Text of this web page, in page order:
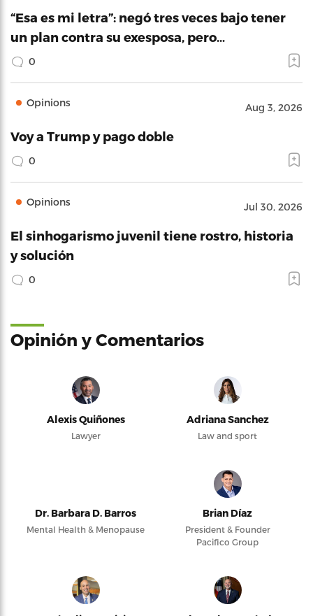
“Esa es mi letra”: negó tres veces bajo tener
un plan contra su exesposa, pero…
0
Opinions Aug 3, 2026
Voy a Trump y pago doble
0
Opinions Jul 30, 2026
El sinhogarismo juvenil tiene rostro, historia
y solución
0
Opinión y Comentarios
Alexis Quiñones
Lawyer
Adriana Sanchez
Law and sport
Dr. Barbara D. Barros
Mental Health & Menopause
Brian Díaz
President & Founder
Pacifico Group